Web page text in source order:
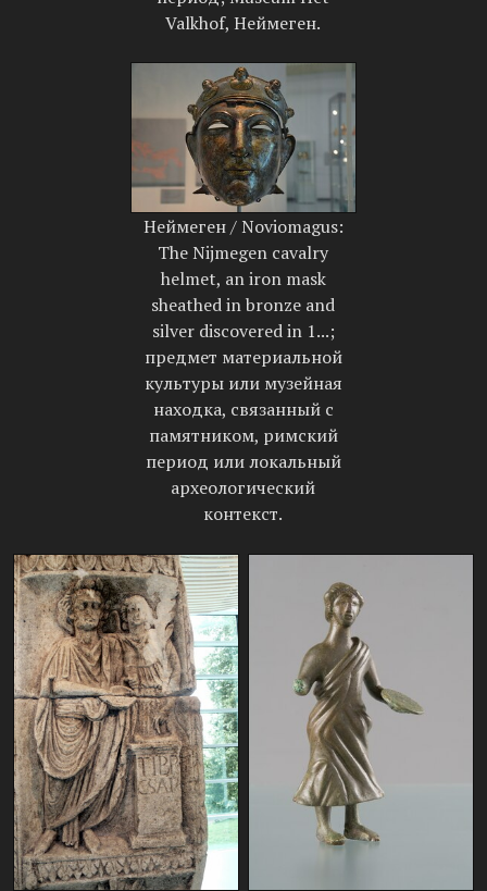
Valkhof, Неймеген.
Неймеген / Noviomagus:
The Nijmegen cavalry
helmet, an iron mask
sheathed in bronze and
silver discovered in 1...;
предмет материальной
культуры или музейная
находка, связанный с
памятником, римский
период или локальный
археологический
контекст.